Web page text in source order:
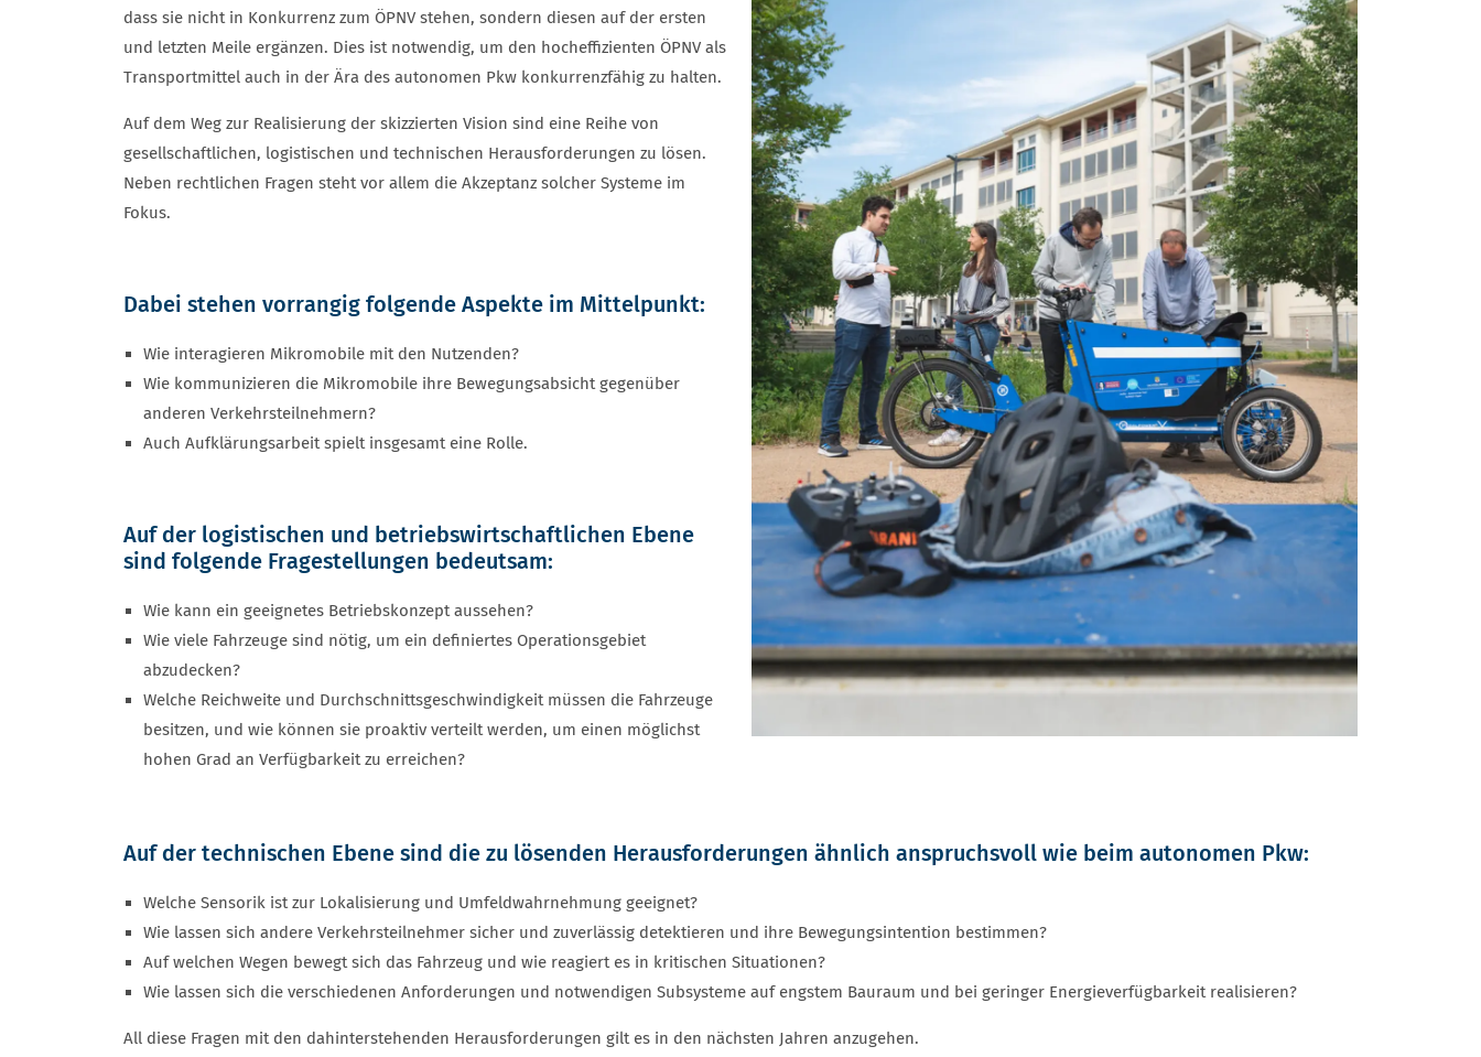
dass sie nicht in Konkurrenz zum ÖPNV stehen, sondern diesen auf der ersten
und letzten Meile ergänzen. Dies ist notwendig, um den hocheffizienten ÖPNV als
Transportmittel auch in der Ära des autonomen Pkw konkurrenzfähig zu halten.
Auf dem Weg zur Realisierung der skizzierten Vision sind eine Reihe von
gesellschaftlichen, logistischen und technischen Herausforderungen zu lösen.
Neben rechtlichen Fragen steht vor allem die Akzeptanz solcher Systeme im
Fokus.
Dabei stehen vorrangig folgende Aspekte im Mittelpunkt:
Wie interagieren Mikromobile mit den Nutzenden?
Wie kommunizieren die Mikromobile ihre Bewegungsabsicht gegenüber
anderen Verkehrsteilnehmern?
Auch Aufklärungsarbeit spielt insgesamt eine Rolle.
Auf der logistischen und betriebswirtschaftlichen Ebene
sind folgende Fragestellungen bedeutsam:
Wie kann ein geeignetes Betriebskonzept aussehen?
Wie viele Fahrzeuge sind nötig, um ein definiertes Operationsgebiet
abzudecken?
Welche Reichweite und Durchschnittsgeschwindigkeit müssen die Fahrzeuge
besitzen, und wie können sie proaktiv verteilt werden, um einen möglichst
hohen Grad an Verfügbarkeit zu erreichen?
Auf der technischen Ebene sind die zu lösenden Herausforderungen ähnlich anspruchsvoll wie beim autonomen Pkw:
Welche Sensorik ist zur Lokalisierung und Umfeldwahrnehmung geeignet?
Wie lassen sich andere Verkehrsteilnehmer sicher und zuverlässig detektieren und ihre Bewegungsintention bestimmen?
Auf welchen Wegen bewegt sich das Fahrzeug und wie reagiert es in kritischen Situationen?
Wie lassen sich die verschiedenen Anforderungen und notwendigen Subsysteme auf engstem Bauraum und bei geringer Energieverfügbarkeit realisieren?
All diese Fragen mit den dahinterstehenden Herausforderungen gilt es in den nächsten Jahren anzugehen.